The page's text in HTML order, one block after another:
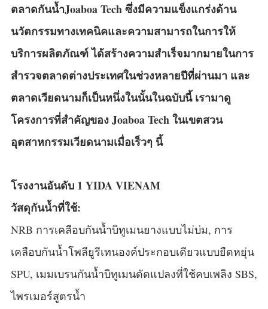
ตลาดกันน้ำJoaboa Tech ซึ่งมีความแข็งแกร่งด้าน
นวัตกรรมทางเทคนิคและความสามารถในการให้
บริการผลิตภัณฑ์ ได้สร้างความสำเร็จมากมายในการ
สำรวจตลาดต่างประเทศในช่วงหลายปีที่ผ่านมา และ
ตลาดเวียดนามก็เป็นหนึ่งในนั้นในฉบับนี้ เรามาดู
โครงการที่สำคัญของ Joaboa Tech ในเขตสวน
อุตสาหกรรมเวียดนามเมื่อเร็วๆ นี้
โรงงานอันดับ 1 YIDA VIENAM
วัสดุกันน้ำที่ใช้:
NRB การเคลือบกันน้ำบิทูเมนยางแบบไม่บ่ม, การ
เคลือบกันน้ำโพลียูรีเทนองค์ประกอบเดียวแบบยืดหยุ่น
SPU, เมมเบรนกันน้ำบิทูเมนดัดแปลงที่ใช้คบเพลิง SBS,
ไพรเมอร์สูตรน้ำ